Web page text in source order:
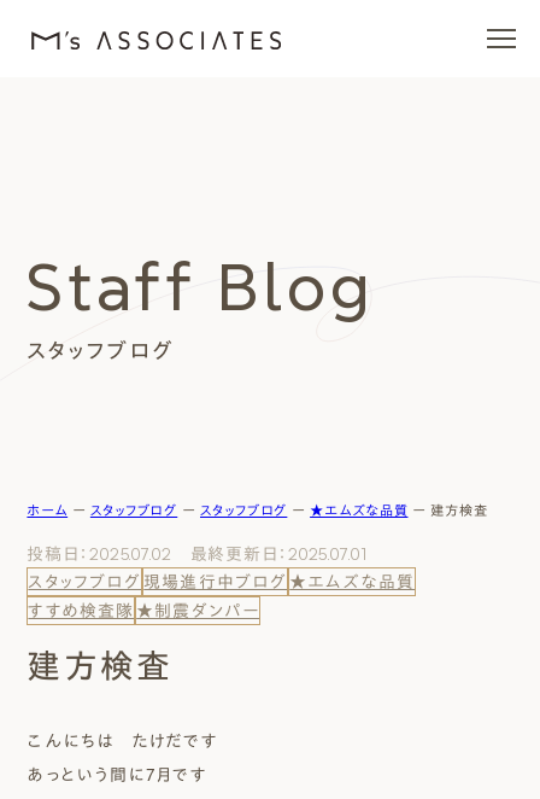
エムズを愛する人たち
施工事例
エムズのこと
0120-40-6613
まずは相談する[無料]
スタッフブログ
Staff Blog
ホーム ー スタッフブログ ー スタッフブログ ー ★エムズな品質 ー建方検査
投稿日：2025.07.02 最終更新日：2025.07.01
スタッフブログ 現場進行中ブログ ★エムズな品質
すすめ検査隊 ★制震ダンパー
建方検査
こんにちは たけだです
あっという間に7月です